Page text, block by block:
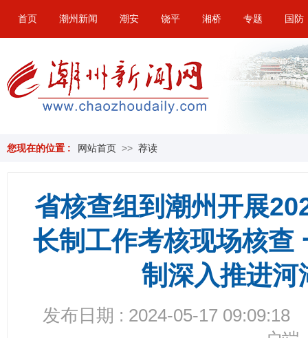
首页 潮州新闻 潮安 饶平 湘桥 专题 国防
您现在的位置 : 网站首页 >> 荐读
省核查组到潮州开展
长制工作考核现场核查
制深入推进河
发布日期 : 2024-05-17 09:09:18